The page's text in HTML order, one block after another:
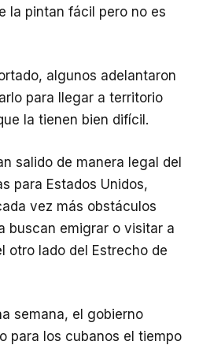
la pintan fácil pero no es
algunos adelantaron
para llegar a territorio
la tienen bien difícil.
salido de manera legal del
para Estados Unidos,
vez más obstáculos
buscan emigrar o visitar a
otro lado del Estrecho de
semana, el gobierno
para los cubanos el tiempo